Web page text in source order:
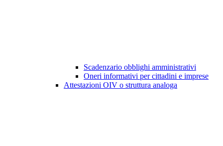
Scadenzario obblighi amministrativi
Oneri informativi per cittadini e imprese
Attestazioni OIV o struttura analoga